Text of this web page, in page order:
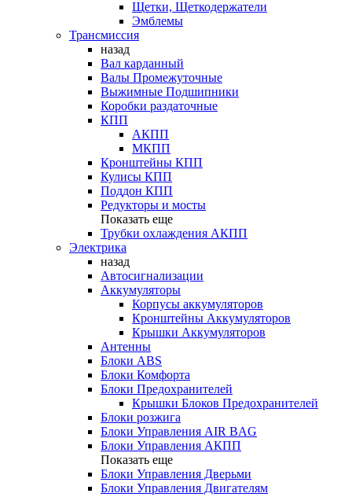
Щетки, Щеткодержатели
Эмблемы
Трансмиссия
назад
Вал карданный
Валы Промежуточные
Выжимные Подшипники
Коробки раздаточные
КПП
АКПП
МКПП
Кронштейны КПП
Кулисы КПП
Поддон КПП
Редукторы и мосты
Показать еще
Трубки охлаждения АКПП
Электрика
назад
Автосигнализации
Аккумуляторы
Корпусы аккумуляторов
Кронштейны Аккумуляторов
Крышки Аккумуляторов
Антенны
Блоки ABS
Блоки Комфорта
Блоки Предохранителей
Крышки Блоков Предохранителей
Блоки розжига
Блоки Управления AIR BAG
Блоки Управления АКПП
Показать еще
Блоки Управления Дверьми
Блоки Управления Двигателям